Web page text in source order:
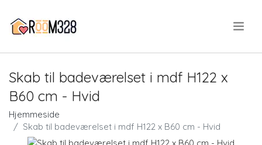
Skab til badeværelset i mdf H122 x
B60 cm - Hvid
Hjemmeside
Skab til badeværelset i mdf H122 x B60 cm - Hvid